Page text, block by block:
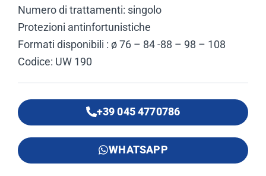
Numero di trattamenti: singolo
Protezioni antinfortunistiche
Formati disponibili : ø 76 – 84 -88 – 98 – 108
Codice: UW 190
+39 045 4770786
WHATSAPP